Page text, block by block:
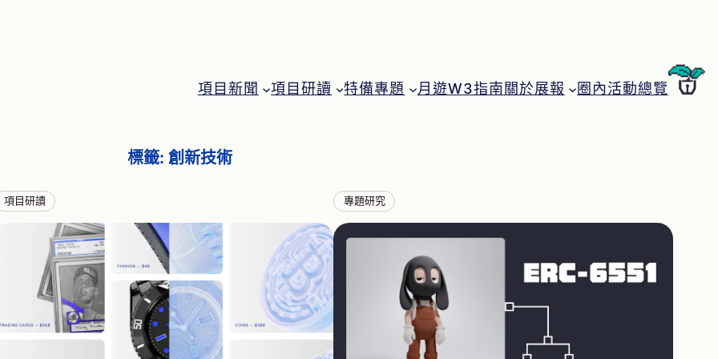
項目新聞 項目研讀 特備專題 月遊W3指南關於展報 圈內活動總覽
標籤: 創新技術
項目研讀 專題研究